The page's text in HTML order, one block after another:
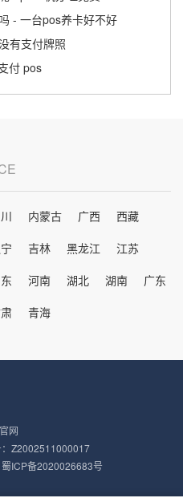
- 一台pos养卡好不好
有支付牌照
付 pos
内蒙古 广西
西藏
吉林 黑龙江
江苏
河南 湖北 湖南
广东
青海
网
Z2002511000017
蜀ICP备2020026683号